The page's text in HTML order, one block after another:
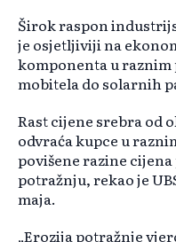
Širok raspon
je osjetljiviji na
komponenta u
mobitela do solarnih
Rast cijene srebra od
odvraća kupce u
povišene razine
potražnju, rekao je
maja.
„Erozija potražnje